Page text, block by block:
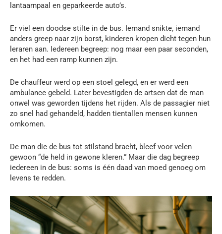
lantaarnpaal en geparkeerde auto’s.
Er viel een doodse stilte in de bus. Iemand snikte, iemand
anders greep naar zijn borst, kinderen kropen dicht tegen hun
leraren aan. Iedereen begreep: nog maar een paar seconden,
en het had een ramp kunnen zijn.
De chauffeur werd op een stoel gelegd, en er werd een
ambulance gebeld. Later bevestigden de artsen dat de man
onwel was geworden tijdens het rijden. Als de passagier niet
zo snel had gehandeld, hadden tientallen mensen kunnen
omkomen.
De man die de bus tot stilstand bracht, bleef voor velen
gewoon “de held in gewone kleren.” Maar die dag begreep
iedereen in de bus: soms is één daad van moed genoeg om
levens te redden.